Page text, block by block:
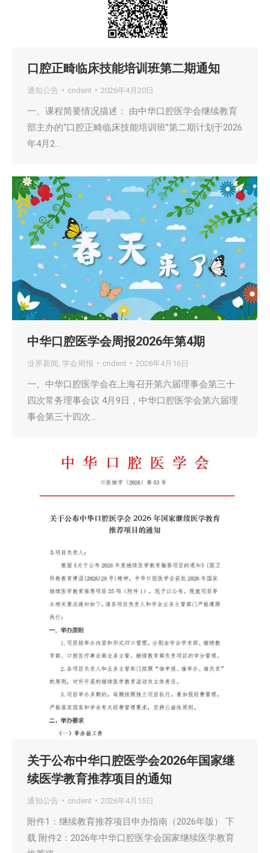
口腔正畸临床技能培训班第二期通知
通知公告 cndent 2026年4月20日
一、课程简要情况描述： 由中华口腔医学会继续教育
部主办的“口腔正畸临床技能培训班”第二期计划于2026
年4月2…
中华口腔医学会周报2026年第4期
业界新闻 学会周报 cndent 2026年4月16日
一、中华口腔医学会在上海召开第六届理事会第三十
四次常务理事会议 4月9日，中华口腔医学会第六届理
事会第三十四次…
关于公布中华口腔医学会2026年国家继
续医学教育推荐项目的通知
通知公告 cndent 2026年4月15日
附件1：继续教育推荐项目申办指南（2026年版） 下
载 附件2：2026年中华口腔医学会国家继续医学教育